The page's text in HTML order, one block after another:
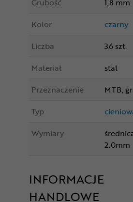
Grubość
1,8 mm
Kolor
czarny
Liczba
36 szt.
Materiał
stal
Przeznaczenie
MTB,
Typ
Wymiary
2.0mm
INFORMACJE
HANDLOWE